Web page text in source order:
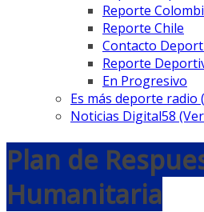
Reporte
Reporte Chile
Contacto
Reporte
En Progresivo
Es más deporte radio
Noticias Digital58
Plan de
Humanitaria